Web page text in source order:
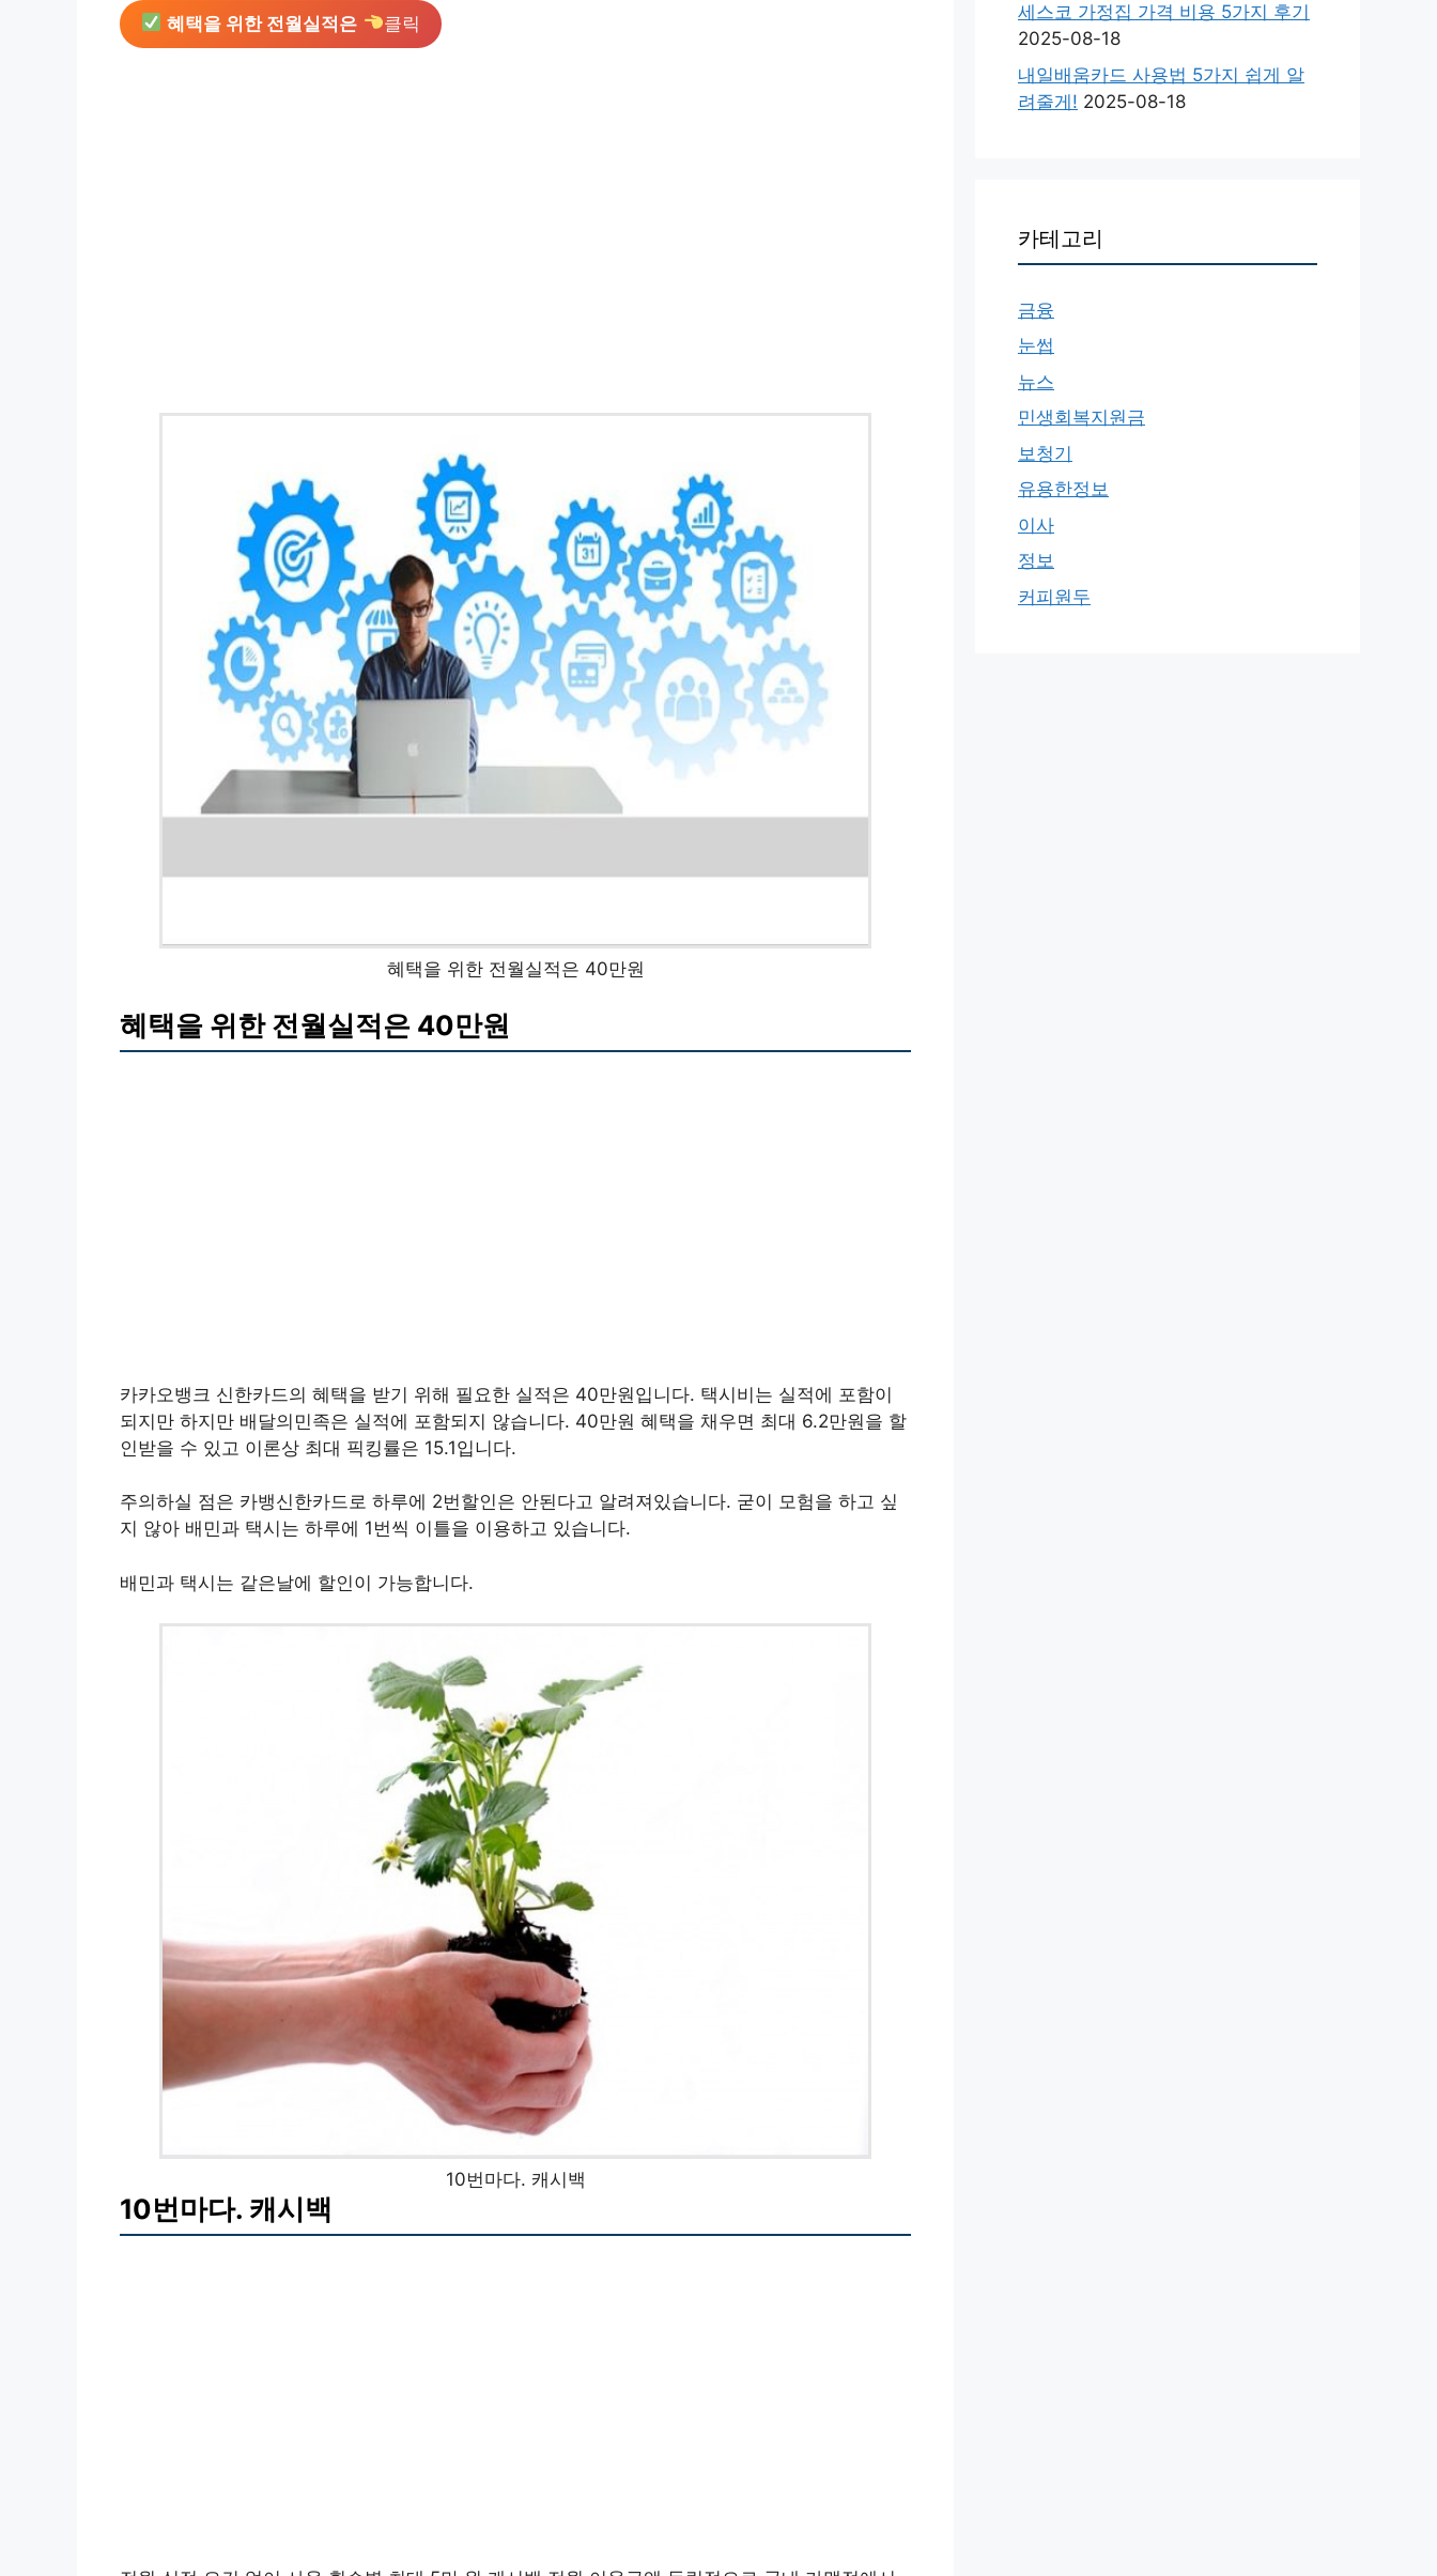
혜택을 위한 전월실적은 클릭
혜택을 위한 전월실적은 40만원
혜택을 위한 전월실적은 40만원
카카오뱅크 신한카드의 혜택을 받기 위해 필요한 실적은 40만원입니다. 택시비는 실적에 포함이
되지만 하지만 배달의민족은 실적에 포함되지 않습니다. 40만원 혜택을 채우면 최대 6.2만원을 할
인받을 수 있고 이론상 최대 픽킹률은 15.1입니다.
주의하실 점은 카뱅신한카드로 하루에 2번할인은 안된다고 알려져있습니다. 굳이 모험을 하고 싶
지 않아 배민과 택시는 하루에 1번씩 이틀을 이용하고 있습니다.
배민과 택시는 같은날에 할인이 가능합니다.
10번마다. 캐시백
10번마다. 캐시백
세스코 가정집 가격 비용 5가지 후기
2025-08-18
내일배움카드 사용법 5가지 쉽게 알
려줄게! 2025-08-18
카테고리
금융
눈썹
뉴스
민생회복지원금
보청기
유용한정보
이사
정보
커피원두